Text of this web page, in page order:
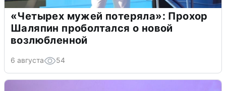
«Четырех мужей потеряла»: Прохор
Шаляпин проболтался о новой
возлюбленной
6 августа 54